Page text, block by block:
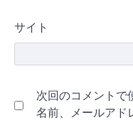
サイト
次回のコメントで
名前、メールアド